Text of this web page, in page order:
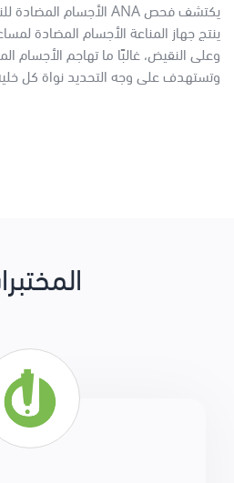
ينتج جهاز المناعة الأجسام المضادة
وعلى النقيض، غالبًا ما تهاجم الأجسام
وتستهدف على وجه التحديد نواة كل خلية.